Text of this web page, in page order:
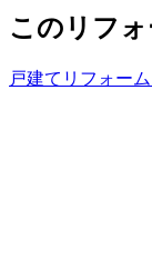
このリフ
戸建てリフォー